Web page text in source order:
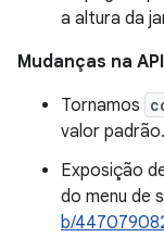
a altura da
Mudanças na API
Tornamos
valor
Exposição
do menu de
b/